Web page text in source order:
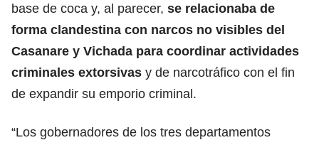
base de coca y, al parecer, se relacionaba de
forma clandestina con narcos no visibles del
Casanare y Vichada para coordinar actividades
criminales extorsivas y de narcotráfico con el fin
de expandir su emporio criminal.
“Los gobernadores de los tres departamentos